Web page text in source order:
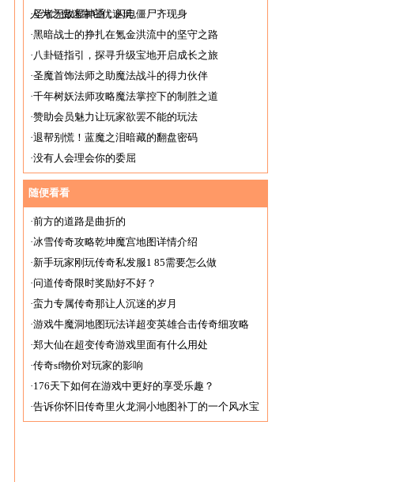
人为之痴迷靠它优迷玩
·圣者无敌显神通，闪电僵尸齐现身
·黑暗战士的挣扎在氪金洪流中的坚守之路
·八卦链指引，探寻升级宝地开启成长之旅
·圣魔首饰法师之助魔法战斗的得力伙伴
·千年树妖法师攻略魔法掌控下的制胜之道
·赞助会员魅力让玩家欲罢不能的玩法
·退帮别慌！蓝魔之泪暗藏的翻盘密码
·没有人会理会你的委屈
随便看看
·前方的道路是曲折的
·冰雪传奇攻略乾坤魔宫地图详情介绍
·新手玩家刚玩传奇私发服1 85需要怎么做
·问道传奇限时奖励好不好？
·蛮力专属传奇那让人沉迷的岁月
·游戏牛魔洞地图玩法详超变英雄合击传奇细攻略
·郑大仙在超变传奇游戏里面有什么用处
·传奇sf物价对玩家的影响
·176天下如何在游戏中更好的享受乐趣？
·告诉你怀旧传奇里火龙洞小地图补丁的一个风水宝